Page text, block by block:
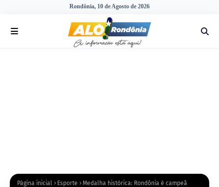
Rondônia, 10 de Agosto de 2026
Página inicial Esporte
Medalha histórica: Rondônia é campeã